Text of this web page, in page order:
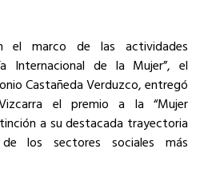
el marco de las actividades
Internacional de la Mujer”, el
Castañeda Verduzco, entregó
el premio a la “Mujer
a su destacada trayectoria
los sectores sociales más